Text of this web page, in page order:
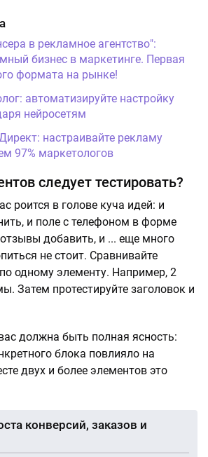
в рекламное агентство":
бизнес в маркетинге. Первая
формата на рынке!
автоматизируйте настройку
нейросетям
настраивайте рекламу
97% маркетологов
следует тестировать?
роится в голове куча идей: и
и поле с телефоном в форме
добавить, и ... еще много
не стоит. Сравнивайте
одному элементу. Например, 2
Затем протестируйте заголовок и
должна быть полная ясность:
блока повлияло на
двух и более элементов это
конверсий, заказов и